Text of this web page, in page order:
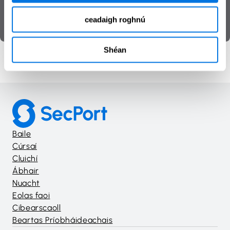
ceadaigh roghnú
Shéan
Aitheantais
Uirlis
Baile
Cúrsaí
Cluichí
Ábhair
Nuacht
Eolas faoi
Cibearscaoll
Beartas Príobháideachais